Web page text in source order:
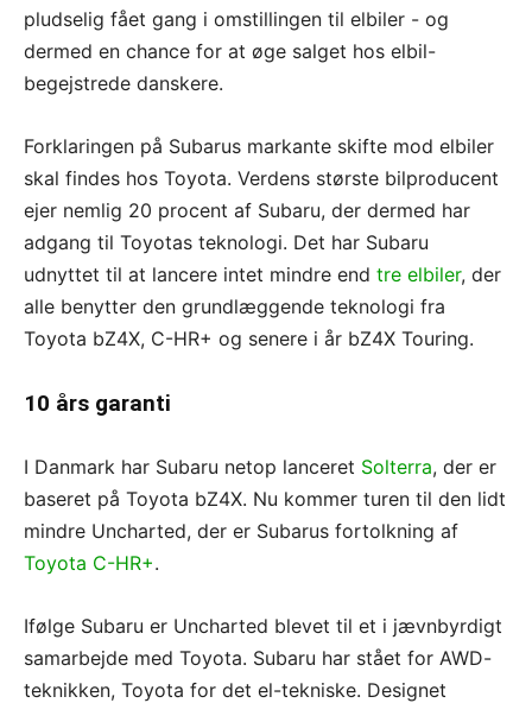
pludselig fået gang i omstillingen til elbiler - og
dermed en chance for at øge salget hos elbil-
begejstrede danskere.
Forklaringen på Subarus markante skifte mod elbiler
skal findes hos Toyota. Verdens største bilproducent
ejer nemlig 20 procent af Subaru, der dermed har
adgang til Toyotas teknologi. Det har Subaru
udnyttet til at lancere intet mindre end tre elbiler, der
alle benytter den grundlæggende teknologi fra
Toyota bZ4X, C-HR+ og senere i år bZ4X Touring.
10 års garanti
I Danmark har Subaru netop lanceret Solterra, der er
baseret på Toyota bZ4X. Nu kommer turen til den lidt
mindre Uncharted, der er Subarus fortolkning af
Toyota C-HR+.
Ifølge Subaru er Uncharted blevet til et i jævnbyrdigt
samarbejde med Toyota. Subaru har stået for AWD-
teknikken, Toyota for det el-tekniske. Designet